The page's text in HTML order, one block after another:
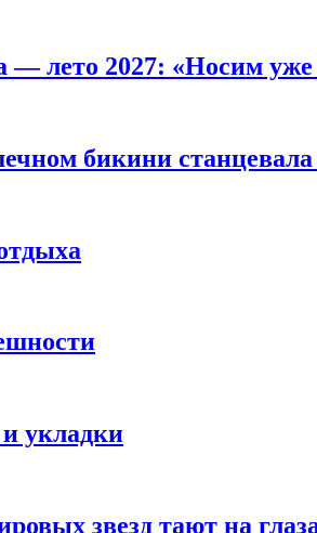
— лето 2027: «Носим уже
бикини станцевала
укладки
звезд тают на